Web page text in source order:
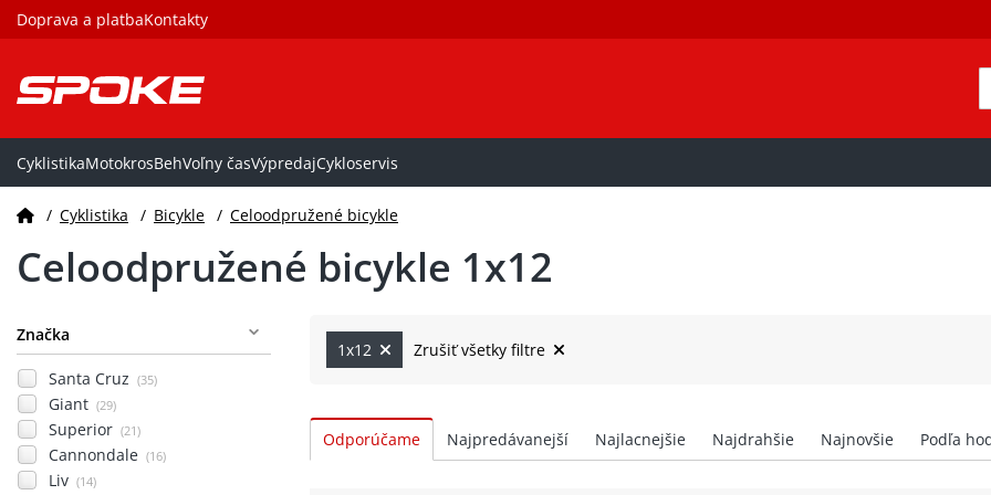
Doprava a platbaKontakty
CyklistikaMotokrosBehVoľny časVýpredajCykloservis
/ Cyklistika / Bicykle / Celoodpružené bicykle
Celoodpružené bicykle 1x12
Značka
Santa Cruz (35)
Giant (29)
Superior (21)
Cannondale (16)
Liv (14)
1x12 Zrušiť všetky filtre